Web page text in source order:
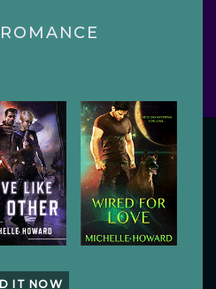
IT NOW